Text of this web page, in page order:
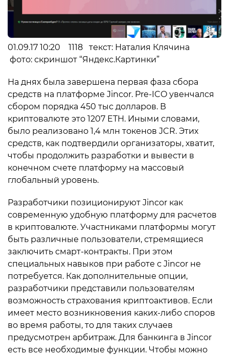
01.09.17 10:20 1118 текст: Наталия Клячина
фото: скриншот “Яндекс.Картинки”
На днях была завершена первая фаза сбора
средств на платформе Jincor. Pre-ICO увенчался
сбором порядка 450 тыс долларов. В
криптовалюте это 1207 ETH. Иными словами,
было реализовано 1,4 млн токенов JCR. Этих
средств, как подтвердили организаторы, хватит,
чтобы продолжить разработки и вывести в
конечном счете платформу на массовый
глобальный уровень.
Разработчики позиционируют Jincor как
современную удобную платформу для расчетов
в криптовалюте. Участниками платформы могут
быть различные пользователи, стремящиеся
заключить смарт-контракты. При этом
специальных навыков при работе с Jincor не
потребуется. Как дополнительные опции,
разработчики представили пользователям
возможность страхования криптоактивов. Если
имеет место возникновения каких-либо споров
во время работы, то для таких случаев
предусмотрен арбитраж. Для банкинга в Jincor
есть все необходимые функции. Чтобы можно